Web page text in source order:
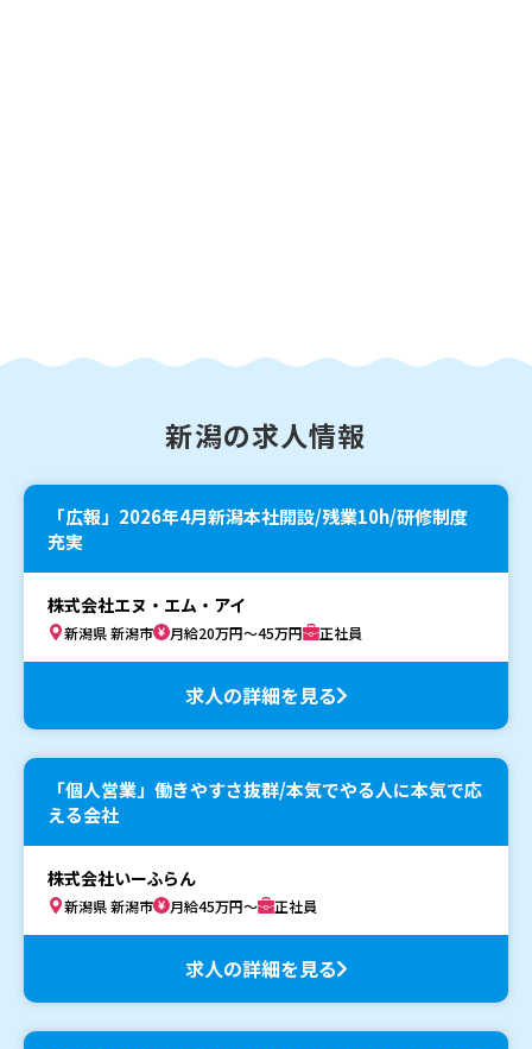
新潟の求人情報
「広報」2026年4月新潟本社開設/残業10h/研修制度
充実
株式会社エヌ・エム・アイ
新潟県 新潟市 月給20万円～45万円 正社員
求人の詳細を見る
「個人営業」働きやすさ抜群/本気でやる人に本気で応
える会社
株式会社いーふらん
新潟県 新潟市 月給45万円～ 正社員
求人の詳細を見る